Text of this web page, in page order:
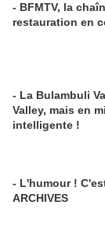
- BFMTV, la
restauration en
- La Bulambuli
Valley, mais en
intelligente !
- L'humour !
ARCHIVES